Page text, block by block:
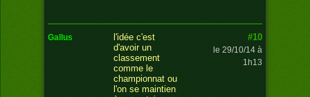
gallus
l'idée c'est
d'avoir un
classement
comme le
championnat ou
l'on se maintien
#10
le 29/10/14 à
1h13